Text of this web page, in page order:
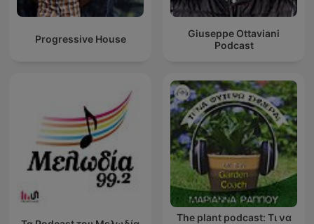
Progressive House
Giuseppe Ottaviani
Podcast
The plant podcast: Τι να